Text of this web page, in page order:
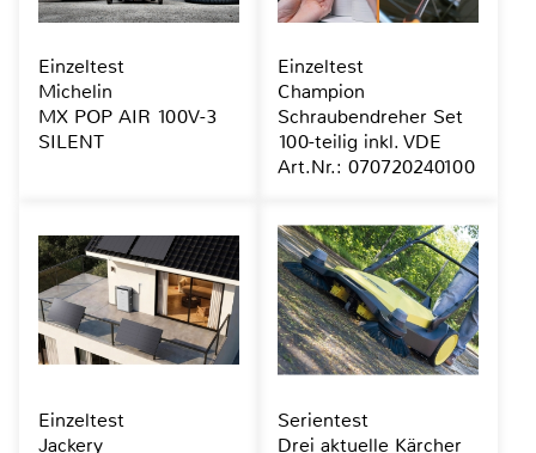
Einzeltest
Michelin
MX POP AIR 100V-3
SILENT
Einzeltest
Champion
Schraubendreher Set
100-teilig inkl. VDE
Art.Nr.: 070720240100
Einzeltest
Jackery
Serientest
Drei aktuelle Kärcher